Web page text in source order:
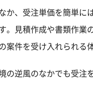
か、受注単価を簡単
。見積作成や書類作
案件を受け入れられる
の逆風のなかでも受注